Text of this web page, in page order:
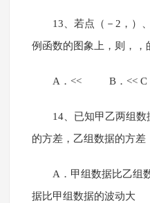
13、若点（－2，）
例函数的图象上，则，，
A．<< B．<< C
14、已知甲乙两组
的方差，乙组数据的方差
A．甲组数据比乙
据比甲组数据的波动大